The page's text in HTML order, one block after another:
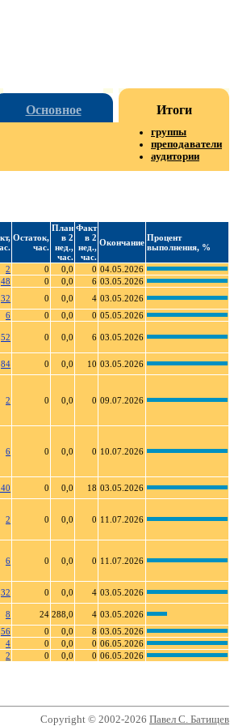
Основное Итоги
группы
преподаватели
аудитории
Остаток,
час.
План
в 2
нед.,
час.
Факт
в 2
нед.,
час.
Окончание Процент
выполнения, %
2 0 0,0 0 04.05.2026
48 0 0,0 6 03.05.2026
32 0 0,0 4 03.05.2026
6 0 0,0 0 05.05.2026
52 0 0,0 6 03.05.2026
84 0 0,0 10 03.05.2026
2 0 0,0 0 09.07.2026
6 0 0,0 0 10.07.2026
0 0,0 18 03.05.2026
2 0 0,0 0 11.07.2026
6 0 0,0 0 11.07.2026
32 0 0,0 4 03.05.2026
8 24 288,0 4 03.05.2026
56 0 0,0 8 03.05.2026
4 0 0,0 0 06.05.2026
2 0 0,0 0 06.05.2026
Copyright © 2002-2026 Павел С. Батищев